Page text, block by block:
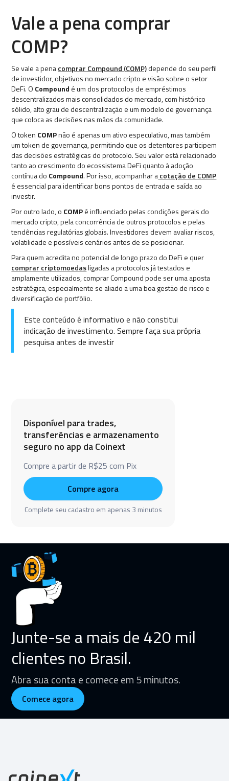
Vale a pena comprar
COMP?
Se vale a penacomprar Compound (COMP)depende do seu perfil
de investidor, objetivos no mercado cripto e visão sobre o setor
DeFi. O Compound é um dos protocolos de empréstimos
descentralizados mais consolidados do mercado, com histórico
sólido, alto grau de descentralização e um modelo de governança
que coloca as decisões nas mãos da comunidade.
O token COMPnão é apenas um ativo especulativo, mas também
um token de governança, permitindo que os detentores participem
das decisões estratégicas do protocolo. Seu valor está relacionado
tanto ao crescimento do ecossistema DeFi quanto à adoção
contínua do Compound. Por isso, acompanhar acotação de COMP
é essencial para identificar bons pontos de entrada e saída ao
investir.
Por outro lado, o COMPé influenciado pelas condições gerais do
mercado cripto, pela concorrência de outros protocolos e pelas
tendências regulatórias globais. Investidores devem avaliar riscos,
volatilidade e possíveis cenários antes de se posicionar.
Para quem acredita no potencial de longo prazo do DeFi e quer
comprar criptomoedasligadas a protocolos já testados e
amplamente utilizados, comprar Compound pode ser uma aposta
estratégica, especialmente se aliado a uma boa gestão de risco e
diversificação de portfólio.
Este conteúdo é informativo e não constitui
indicação de investimento. Sempre faça sua própria
pesquisa antes de investir
Disponível para trades,
transferências e armazenamento
seguro no app da Coinext
Compre a partir de R$25 com Pix
Compre agora
Complete seu cadastro em apenas 3 minutos
Junte-se a mais de 420 mil
clientes no Brasil.
Abra sua conta e comece em 5 minutos.
Comece agora